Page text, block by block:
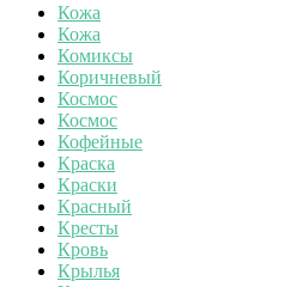
Кожа
Кожа
Комиксы
Коричневый
Космос
Космос
Кофейные
Краска
Краски
Красный
Кресты
Кровь
Крылья